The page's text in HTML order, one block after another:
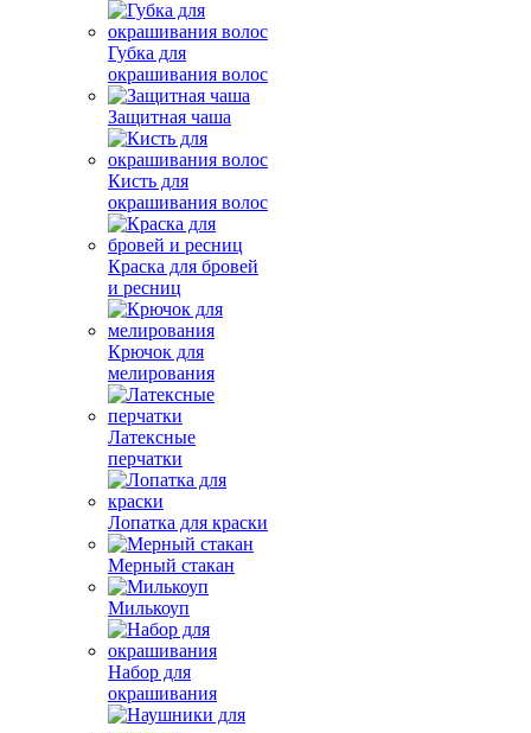
Губка для
окрашивания волос
Защитная чаша
Кисть для
окрашивания волос
Краска для бровей
и ресниц
Крючок для
мелирования
Латексные
перчатки
Лопатка для краски
Мерный стакан
Милькоуп
Набор для
окрашивания